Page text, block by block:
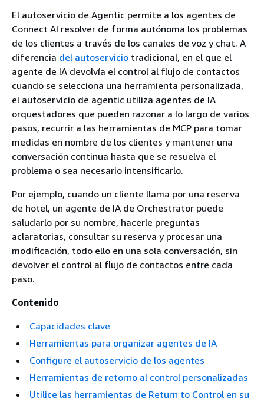
El autoservicio de Agentic permite a los agentes de
Connect AI resolver de forma autónoma los problemas
de los clientes a través de los canales de voz y chat. A
diferencia del autoservicio tradicional, en el que el
agente de IA devolvía el control al flujo de contactos
cuando se selecciona una herramienta personalizada,
el autoservicio de agentic utiliza agentes de IA
orquestadores que pueden razonar a lo largo de varios
pasos, recurrir a las herramientas de MCP para tomar
medidas en nombre de los clientes y mantener una
conversación continua hasta que se resuelva el
problema o sea necesario intensificarlo.
Por ejemplo, cuando un cliente llama por una reserva
de hotel, un agente de IA de Orchestrator puede
saludarlo por su nombre, hacerle preguntas
aclaratorias, consultar su reserva y procesar una
modificación, todo ello en una sola conversación, sin
devolver el control al flujo de contactos entre cada
paso.
Contenido
Capacidades clave
Herramientas para organizar agentes de IA
Configure el autoservicio de los agentes
Herramientas de retorno al control personalizadas
Utilice las herramientas de Return to Control en su